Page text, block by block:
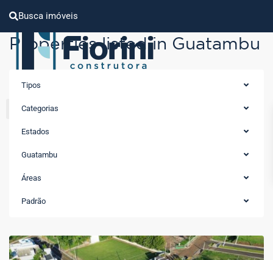
Busca imóveis
Properties listed in Guatambu
Tipos
Categorias
Estados
Guatambu
Áreas
Padrão